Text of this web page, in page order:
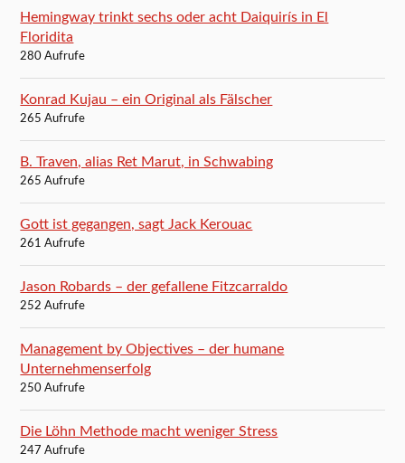
Hemingway trinkt sechs oder acht Daiquirís in El
Floridita
280 Aufrufe
Konrad Kujau – ein Original als Fälscher
265 Aufrufe
B. Traven, alias Ret Marut, in Schwabing
265 Aufrufe
Gott ist gegangen, sagt Jack Kerouac
261 Aufrufe
Jason Robards – der gefallene Fitzcarraldo
252 Aufrufe
Management by Objectives – der humane
Unternehmenserfolg
250 Aufrufe
Die Löhn Methode macht weniger Stress
247 Aufrufe